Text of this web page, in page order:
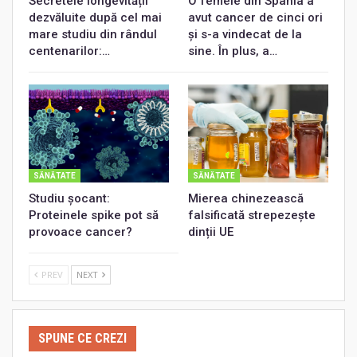
dezvăluite după cel mai
mare studiu din rândul
centenarilor:…
avut cancer de cinci ori
și s-a vindecat de la
sine. În plus, a…
SĂNĂTATE
Studiu șocant:
Proteinele spike pot să
provoace cancer?
SĂNĂTATE
Mierea chinezească
falsificată strepezește
dinții UE
PREV NEXT
SPUNE CE CREZI